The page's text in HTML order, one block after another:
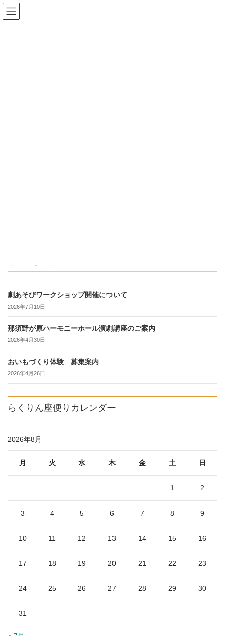
コ
ン
ナ
ビ
劇あそびワークショップ開催について
2026年7月10日
那須野が原ハーモニーホール演劇講座のご案内
2026年4月30日
おいもづくり体験 募集案内
2026年4月26日
らくりん座便りカレンダー
2026年8月
月 火 水 木 金 土 日
1 2
3 4 5 6 7 8 9
10 11 12 13 14 15 16
17 18 19 20 21 22 23
24 25 26 27 28 29 30
31